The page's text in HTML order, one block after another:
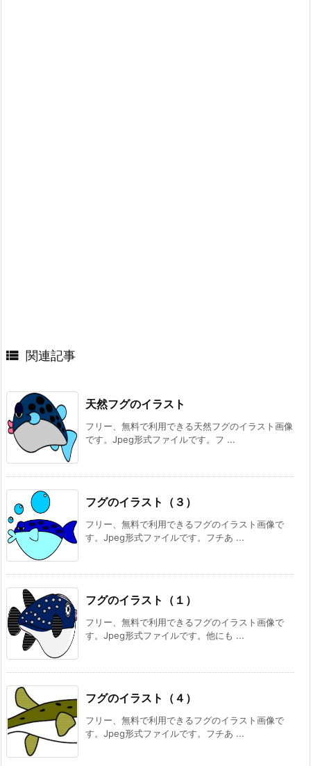
 関連記事
天然フグのイラスト
フリー、無料で利用できる天然フグのイラスト画像
です。Jpeg形式ファイルです。フ ...
フグのイラスト（３）
フリー、無料で利用できるフグのイラスト画像で
す。Jpeg形式ファイルです。フチあ ...
フグのイラスト（１）
フリー、無料で利用できるフグのイラスト画像で
す。Jpeg形式ファイルです。他にも ...
フグのイラスト（４）
フリー、無料で利用できるフグのイラスト画像で
す。Jpeg形式ファイルです。フチあ ...